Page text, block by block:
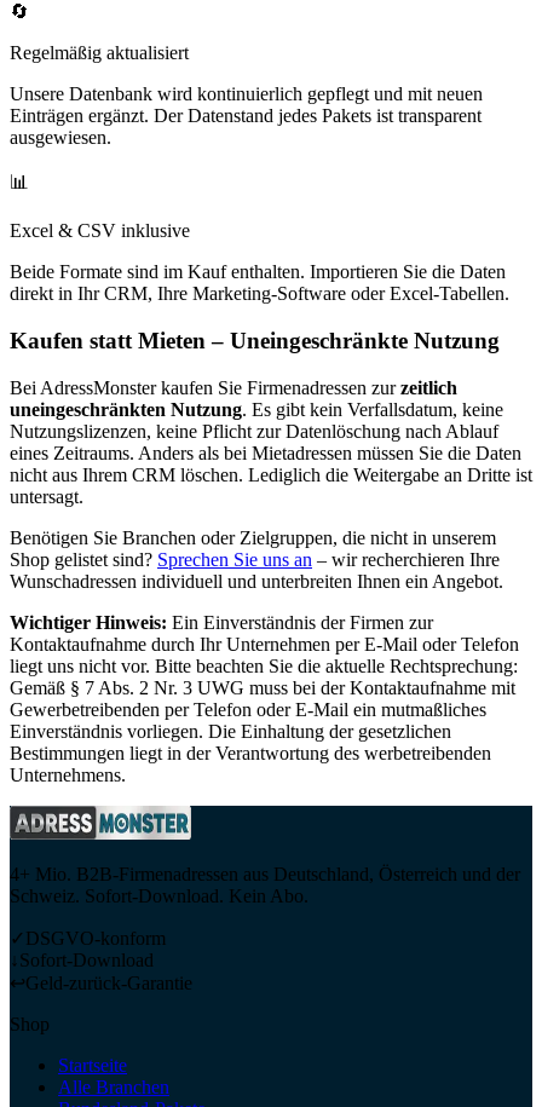
🔄
Regelmäßig aktualisiert
Unsere Datenbank wird kontinuierlich gepflegt und mit neuen
Einträgen ergänzt. Der Datenstand jedes Pakets ist transparent
ausgewiesen.
📊
Excel & CSV inklusive
Beide Formate sind im Kauf enthalten. Importieren Sie die Daten
direkt in Ihr CRM, Ihre Marketing-Software oder Excel-Tabellen.
Kaufen statt Mieten – Uneingeschränkte Nutzung
Bei AdressMonster kaufen Sie Firmenadressen zur zeitlich
uneingeschränkten Nutzung. Es gibt kein Verfallsdatum, keine
Nutzungslizenzen, keine Pflicht zur Datenlöschung nach Ablauf
eines Zeitraums. Anders als bei Mietadressen müssen Sie die Daten
nicht aus Ihrem CRM löschen. Lediglich die Weitergabe an Dritte ist
untersagt.
Benötigen Sie Branchen oder Zielgruppen, die nicht in unserem
Shop gelistet sind? Sprechen Sie uns an – wir recherchieren Ihre
Wunschadressen individuell und unterbreiten Ihnen ein Angebot.
Wichtiger Hinweis: Ein Einverständnis der Firmen zur
Kontaktaufnahme durch Ihr Unternehmen per E-Mail oder Telefon
liegt uns nicht vor. Bitte beachten Sie die aktuelle Rechtsprechung:
Gemäß § 7 Abs. 2 Nr. 3 UWG muss bei der Kontaktaufnahme mit
Gewerbetreibenden per Telefon oder E-Mail ein mutmaßliches
Einverständnis vorliegen. Die Einhaltung der gesetzlichen
Bestimmungen liegt in der Verantwortung des werbetreibenden
Unternehmens.
4+ Mio. B2B-Firmenadressen aus Deutschland, Österreich und der
Schweiz. Sofort-Download. Kein Abo.
✓ DSGVO-konform
↓Sofort-Download
↩Geld-zurück-Garantie
Shop
Startseite
Alle Branchen